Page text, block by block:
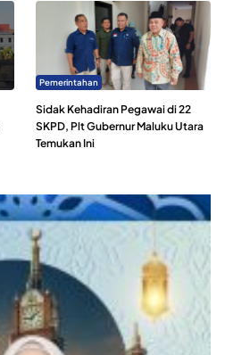
Pemerintahan
Sidak Kehadiran Pegawai di 22
SKPD, Plt Gubernur Maluku Utara
Temukan Ini